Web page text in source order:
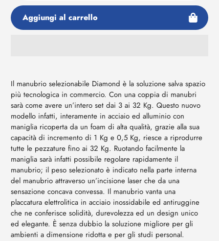
Aggiungi al carrello
prodotto
al
tuo
carrello
Il manubrio selezionabile Diamond è la soluzione salva spazio
più tecnologica in commercio. Con una coppia di manubri
sarà come avere un’intero set dai 3 ai 32 Kg. Questo nuovo
modello infatti, interamente in acciaio ed alluminio con
maniglia ricoperta da un foam di alta qualità, grazie alla sua
capacità di incremento di 1 Kg e 0,5 Kg, riesce a riprodurre
tutte le pezzature fino ai 32 Kg. Ruotando facilmente la
maniglia sarà infatti possibile regolare rapidamente il
manubrio; il peso selezionato è indicato nella parte interna
del manubrio attraverso un’incisione laser che da una
sensazione concava convessa. Il manubrio vanta una
placcatura elettrolitica in acciaio inossidabile ed antiruggine
che ne conferisce solidità, durevolezza ed un design unico
ed elegante. È senza dubbio la soluzione migliore per gli
ambienti a dimensione ridotta e per gli studi personal.